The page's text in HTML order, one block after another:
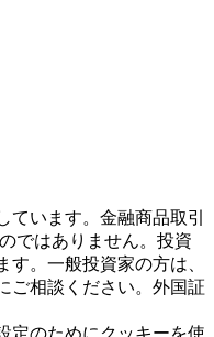
います。金融商品取引
ではありません。投資
。一般投資家の方は、
ご相談ください。外国証
定のためにクッキーを使